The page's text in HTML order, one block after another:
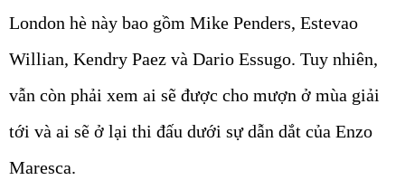
London hè này bao gồm Mike Penders, Estevao
Willian, Kendry Paez và Dario Essugo. Tuy nhiên,
vẫn còn phải xem ai sẽ được cho mượn ở mùa giải
tới và ai sẽ ở lại thi đấu dưới sự dẫn dắt của Enzo
Maresca.